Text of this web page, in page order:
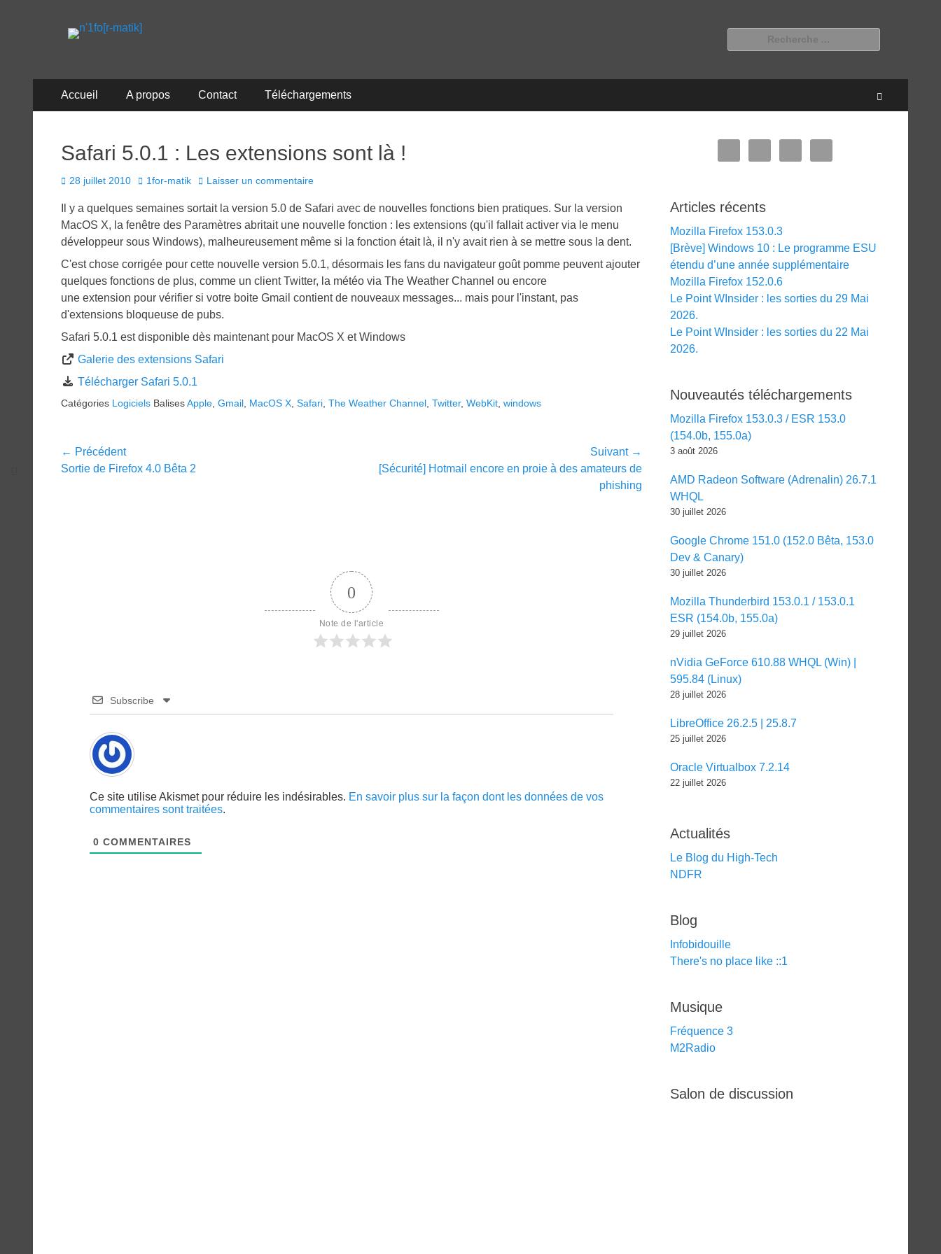
n'1fo[r-matik]
Pour les nymphos d'infos en info…
Menu
principal
Accueil A propos Contact Téléchargements
Safari 5.0.1 : Les extensions sont là !
Posted
28 juillet 2010 Author
1for-matik Laisser un commentaire
Il y a quelques semaines sortait la version 5.0 de Safari avec de nouvelles fonctions bien pratiques. Sur la version
MacOS X, la fenêtre des Paramètres abritait une nouvelle fonction : les extensions (qu'il fallait activer via le menu
développeur sous Windows), malheureusement même si la fonction était là, il n'y avait rien à se mettre sous la dent.
C'est chose corrigée pour cette nouvelle version 5.0.1, désormais les fans du navigateur goût pomme peuvent ajouter
quelques fonctions de plus, comme un client Twitter, la météo via The Weather Channel ou encore
une extension pour vérifier si votre boite Gmail contient de nouveaux messages... mais pour l'instant, pas
d'extensions bloqueuse de pubs.
Safari 5.0.1 est disponible dès maintenant pour MacOS X et Windows
Galerie des extensions Safari
Télécharger Safari 5.0.1
Catégories Logiciels BalisesApple Gmail MacOS X Safari The Weather Channel Twitter, WebKit windows
Navigation
← Précédent
Article
Sortie de Firefox 4.0 Bêta 2
Suivant →
Article[Sécurité] Hotmail encore en proie à des amateurs de
phishing
0
Note de l'article
Subscribe
Ce site utilise Akismet pour réduire les indésirables. En savoir plus sur la façon dont les données de vos
commentaires sont traitées.
0 COMMENTAIRES
Articles récents
Mozilla Firefox 153.0.3
[Brève] Windows 10 : Le programme ESU
étendu d’une année supplémentaire
Mozilla Firefox 152.0.6
Le Point WInsider : les sorties du 29 Mai
2026.
Le Point WInsider : les sorties du 22 Mai
2026.
Nouveautés téléchargements
Mozilla Firefox 153.0.3 / ESR 153.0
(154.0b, 155.0a)
3 août 2026
AMD Radeon Software (Adrenalin) 26.7.1
WHQL
30 juillet 2026
Google Chrome 151.0 (152.0 Bêta, 153.0
Dev & Canary)
30 juillet 2026
Mozilla Thunderbird 153.0.1 / 153.0.1
ESR (154.0b, 155.0a)
29 juillet 2026
nVidia GeForce 610.88 WHQL (Win) |
595.84 (Linux)
28 juillet 2026
LibreOffice 26.2.5 | 25.8.7
25 juillet 2026
Oracle Virtualbox 7.2.14
22 juillet 2026
Actualités
Le Blog du High-Tech
NDFR
Blog
Infobidouille
There's no place like ::1
Musique
Fréquence 3
M2Radio
Salon de discussion